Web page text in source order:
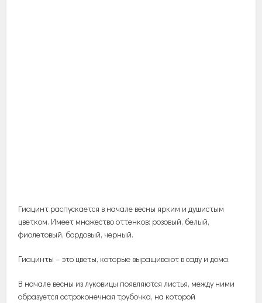
Гиацинт распускается в начале весны ярким и душистым
цветком. Имеет множествооттенков: розовый, белый,
фиолетовый, бордовый, черный.
Гиацинты – это цветы, которые выращивают всаду и дома.
В начале весны излуковицы появляются листья, между ними
образуется остроконечная трубочка, на которой